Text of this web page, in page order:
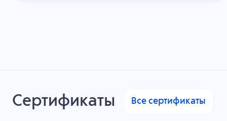
Сертификаты Все сертификаты